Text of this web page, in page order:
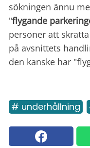
sökningen ännu
"flygande
personer att
på avsnittets
den kanske har
# underhållning